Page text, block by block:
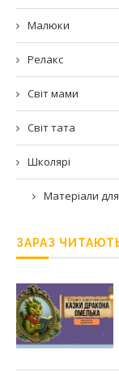
Малюки
Релакс
Світ мами
Світ тата
Школярі
Матеріали
ЗАРАЗ